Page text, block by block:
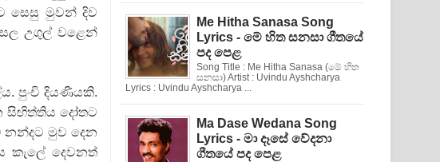
සෙසු මුවන් දිව
උගුල් වළෙන්
පුංචි දියණියකි.
සිඟිත්තිය දෝතට
මුව දෙන
කැලේ දෙවනත්
Me Hitha Sanasa Song
Lyrics - මේ හිත සනසා ගීතයේ
පද පෙළ
Song Title : Me Hitha Sanasa (මේ හිත
සනසා) Artist : Uvindu Ayshcharya
Lyrics : Uvindu Ayshcharya ...
Ma Dase Wedana Song
Lyrics - මා දෑසේ වේදනා
ගීතයේ පද පෙළ